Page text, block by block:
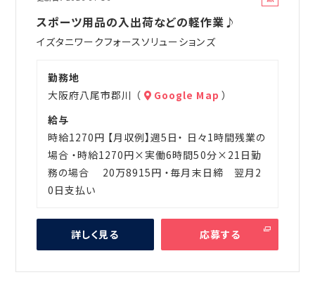
スポーツ用品の入出荷などの軽作業♪
イズタニワークフォースソリューションズ
勤務地
大阪府八尾市郡川 （
Google Map ）
給与
時給1270円 【月収例】週5日・ 日々1時間残業の
場合 ・時給1270円×実働6時間50分×21日勤
務の場合 20万8915円 ・毎月末日締 翌月2
0日支払い
詳しく見る 応募する